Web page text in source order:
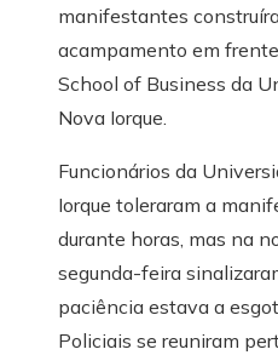
manifestantes
acampamento em
School of Business da
Nova Iorque.
Funcionários da
Iorque toleraram a
durante horas, mas na
segunda-feira
paciência estava a
Policiais se reuniram